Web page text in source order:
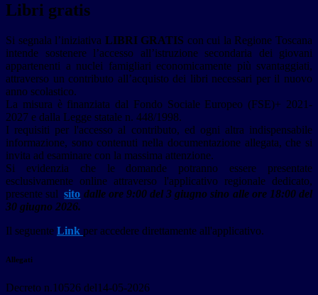
Libri gratis
Si segnala l’iniziativa LIBRI GRATIS con cui la Regione Toscana
intende sostenere l’accesso all’istruzione secondaria dei giovani
appartenenti a nuclei famigliari economicamente più svantaggiati,
attraverso un contributo all’acquisto dei libri necessari per il nuovo
anno scolastico.
La misura è finanziata dal Fondo Sociale Europeo (FSE)+ 2021-
2027 e dalla Legge statale n. 448/1998.
I requisiti per l'accesso al contributo, ed ogni altra indispensabile
informazione, sono contenuti nella documentazione allegata, che si
invita ad esaminare con la massima attenzione.
Si evidenzia che le domande potranno essere presentate
esclusivamente online attraverso l'applicativo regionale dedicato,
presente sulsito dalle ore 9:00 del 3 giugno sino alle ore 18:00 del
30 giugno 2026.
Il seguente Link per accedere direttamente all'applicativo.
Allegati
Decreto n.10526 del14-05-2026